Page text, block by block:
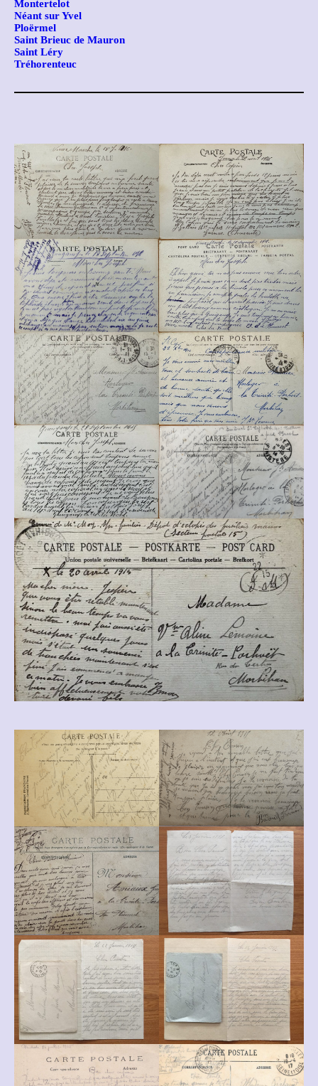
Montertelot
Néant sur Yvel
Ploërmel
Saint Brieuc de Mauron
Saint Léry
Tréhorenteuc